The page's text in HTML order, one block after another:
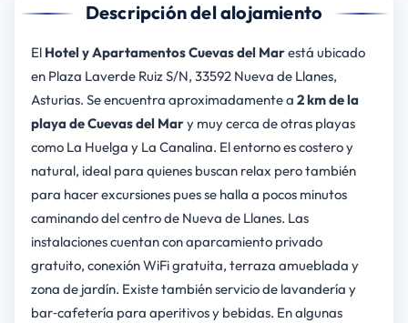
Descripción del alojamiento
El Hotel y Apartamentos Cuevas del Marestá ubicado
en Plaza Laverde Ruiz S/N, 33592 Nueva de Llanes,
Asturias. Se encuentra aproximadamente a 2 km de la
playa de Cuevas del Mary muy cerca de otras playas
como La Huelga y La Canalina. El entorno es costero y
natural, ideal para quienes buscan relax pero también
para hacer excursiones pues se halla a pocos minutos
caminando del centro de Nueva de Llanes. Las
instalaciones cuentan con aparcamiento privado
gratuito, conexión WiFi gratuita, terraza amueblada y
zona de jardín. Existe también servicio de lavandería y
bar‐cafetería para aperitivos y bebidas. En algunas